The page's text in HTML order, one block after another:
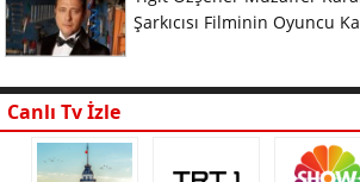
Şarkıcısı Filminin Oyuncu
Canlı Tv İzle